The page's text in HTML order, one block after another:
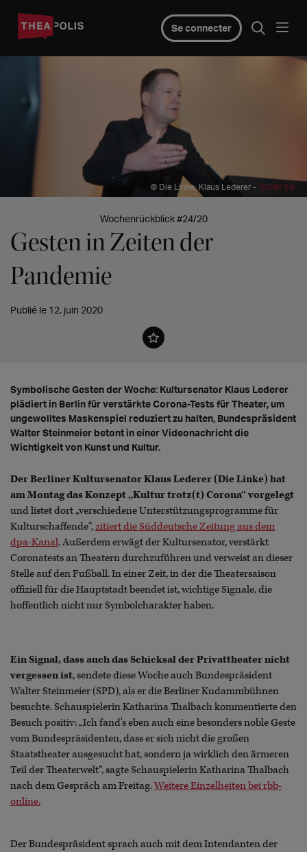
Se connecter
© Die Linke: Klaus Lederer - CC BY 2.0
Wochenrückblick #24/20
Gesten in Zeiten der
Pandemie
Publié le 12. juin 2020
Symbolische Gesten der Woche: Kultursenator Klaus Lederer
plädiert in Berlin für verstärkte Corona-Tests für Theater, um
ungewolltes Maskenspiel reduziert zu halten, Bundespräsident
Walter Steinmeier betont in einer Videonachricht die
Wichtigkeit von Kunst und Kultur.
Der Berliner Kultursenator Klaus Lederer (Die Linke) hat
am Montag das Konzept „Kultur trotz(t) Corona“ vorgelegt
und listet dort „verschiedene Unterstützungsprogramme für
Kulturschaffende“,zitiert die Süddeutsche Zeitung aus dem
dpa-Kanal. Außerdem erwägt der Kultursenator, verstärkt
Coronatests an Theatern durchzuführen und verweist an dieser
Stelle auf den Fußball. In einer Zeit, in der die Theatersaison
offiziell für die Hauptstadt beendet ist, wichtige Signale, die
hoffentlich nicht nur Symbolcharakter haben.
Ein Signal, dass auch das Schicksal der Privattheater nicht
vergessen ist, sendete diese Woche auch Bundespräsident
Walter Steinmeier (SPD), als er die Berliner Kudammbühnen
besuchte. Schauspielerin Katharina Thalbach kommentierte den
Besuch positiv: „Ich fand's eben auch eine besonders noble Geste
vom Bundespräsidenten, dass er sich nicht die großen
Staatstheater ausgesucht hat, sondern ja wirklich den ärmeren
Teil der Theaterwelt“, sagte Schauspielerin Katharina Thalbach
nach dem Gespräch am Freitag.Weitere Einzelheiten bei rbb-
online.
Der Bundespräsident sprach auch mit dem Intendanten der